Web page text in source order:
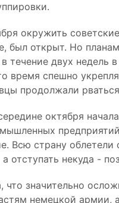
окружить
был открыт. Но
двух недель
время спешно
продолжали
октября
Всю страну облетели
отступать некуда -
значительно
немецкой армии,